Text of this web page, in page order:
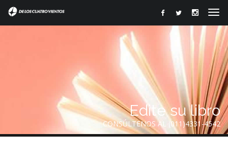
Edite su libro
CONSÚLTENOS AL (011)4331-4542